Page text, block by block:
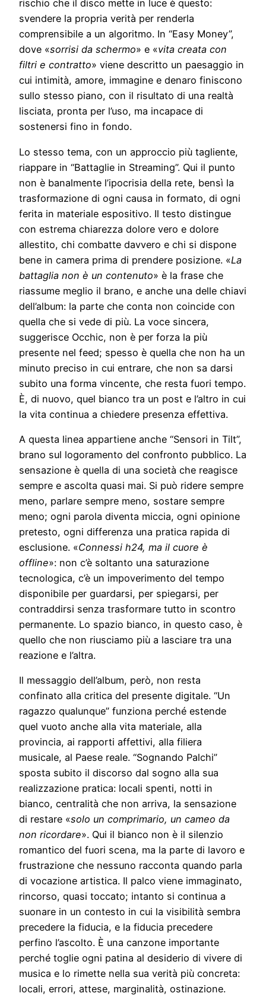
rischio che il disco mette in luce è questo:
svendere la propria verità per renderla
comprensibile a un algoritmo. In “Easy Money”,
dove «sorrisi da schermo» e «vita creata con
filtri e contratto» viene descritto un paesaggio in
cui intimità, amore, immagine e denaro finiscono
sullo stesso piano, con il risultato di una realtà
lisciata, pronta per l’uso, ma incapace di
sostenersi fino in fondo.
Lo stesso tema, con un approccio più tagliente,
riappare in “Battaglie in Streaming”. Qui il punto
non è banalmente l’ipocrisia della rete, bensì la
trasformazione di ogni causa in formato, di ogni
ferita in materiale espositivo. Il testo distingue
con estrema chiarezza dolore vero e dolore
allestito, chi combatte davvero e chi si dispone
bene in camera prima di prendere posizione. «La
battaglia non è un contenuto» è la frase che
riassume meglio il brano, e anche una delle chiavi
dell’album: la parte che conta non coincide con
quella che si vede di più. La voce sincera,
suggerisce Occhic, non è per forza la più
presente nel feed; spesso è quella che non ha un
minuto preciso in cui entrare, che non sa darsi
subito una forma vincente, che resta fuori tempo.
È, di nuovo, quel bianco tra un post e l’altro in cui
la vita continua a chiedere presenza effettiva.
A questa linea appartiene anche “Sensori in Tilt”,
brano sul logoramento del confronto pubblico. La
sensazione è quella di una società che reagisce
sempre e ascolta quasi mai. Si può ridere sempre
meno, parlare sempre meno, sostare sempre
meno; ogni parola diventa miccia, ogni opinione
pretesto, ogni differenza una pratica rapida di
esclusione. «Connessi h24, ma il cuore è
offline»: non c’è soltanto una saturazione
tecnologica, c’è un impoverimento del tempo
disponibile per guardarsi, per spiegarsi, per
contraddirsi senza trasformare tutto in scontro
permanente. Lo spazio bianco, in questo caso, è
quello che non riusciamo più a lasciare tra una
reazione e l’altra.
Il messaggio dell’album, però, non resta
confinato alla critica del presente digitale. “Un
ragazzo qualunque” funziona perché estende
quel vuoto anche alla vita materiale, alla
provincia, ai rapporti affettivi, alla filiera
musicale, al Paese reale. “Sognando Palchi”
sposta subito il discorso dal sogno alla sua
realizzazione pratica: locali spenti, notti in
bianco, centralità che non arriva, la sensazione
di restare «solo un comprimario, un cameo da
non ricordare». Qui il bianco non è il silenzio
romantico del fuori scena, ma la parte di lavoro e
frustrazione che nessuno racconta quando parla
di vocazione artistica. Il palco viene immaginato,
rincorso, quasi toccato; intanto si continua a
suonare in un contesto in cui la visibilità sembra
precedere la fiducia, e la fiducia precedere
perfino l’ascolto. È una canzone importante
perché toglie ogni patina al desiderio di vivere di
musica e lo rimette nella sua verità più concreta:
locali, errori, attese, marginalità, ostinazione.